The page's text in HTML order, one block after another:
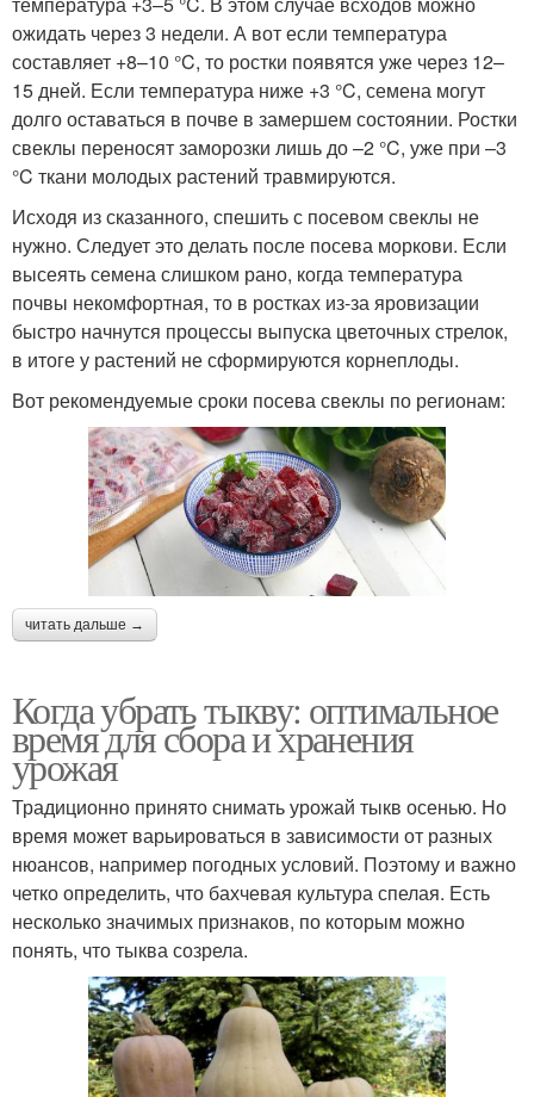
ожидать через 3 недели. А вот если температура
составляет +8–10 °C, то ростки появятся уже через 12–
15 дней. Если температура ниже +3 °C, семена могут
долго оставаться в почве в замершем состоянии. Ростки
свеклы переносят заморозки лишь до –2 °C, уже при –3
°C ткани молодых растений травмируются.
Исходя из сказанного, спешить с посевом свеклы не
нужно. Следует это делать после посева моркови. Если
высеять семена слишком рано, когда температура
почвы некомфортная, то в ростках из-за яровизации
быстро начнутся процессы выпуска цветочных стрелок,
в итоге у растений не сформируются корнеплоды.
Вот рекомендуемые сроки посева свеклы по регионам:
читать дальше →
Когда убрать тыкву: оптимальное
время для сбора и хранения
урожая
Традиционно принято снимать урожай тыкв осенью. Но
время может варьироваться в зависимости от разных
нюансов, например погодных условий. Поэтому и важно
четко определить, что бахчевая культура спелая. Есть
несколько значимых признаков, по которым можно
понять, что тыква созрела.